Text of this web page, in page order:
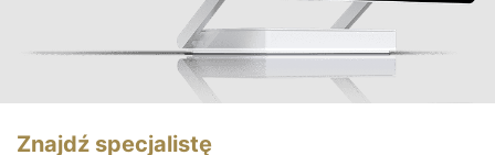
Znajdź specjalistę